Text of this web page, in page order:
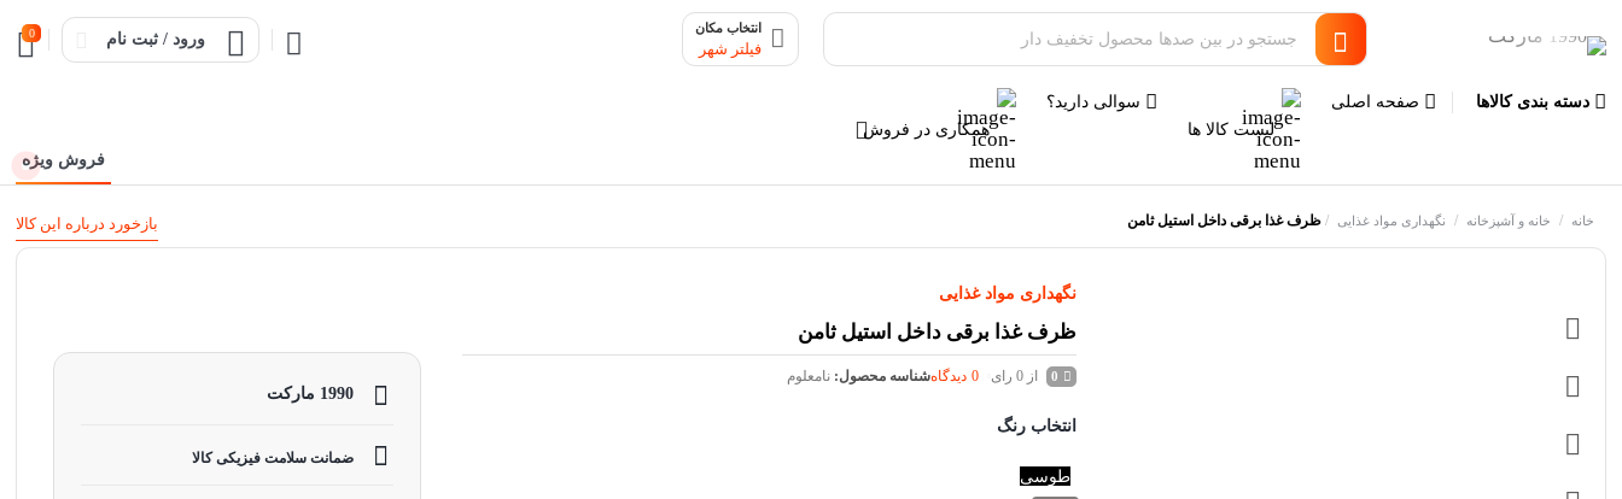
انتخاب مکان
فیلتر شهر
ورود / ثبت نام 0
دسته بندی کالاها
صفحه اصلی
لیست کالا ها
سوالی دارید؟
همکاری در فروش
فروش ویژه
بازخورد درباره این کالا خانه / خانه و آشپزخانه / نگهداری مواد غذایی /ظرف غذا برقی داخل استیل ثامن
نگهداری مواد غذایی
ظرف غذا برقی داخل استیل ثامن
0 از 0 رای 0 دیدگاهشناسه محصول:نامعلوم
انتخاب رنگ
طوسی
1990 مارکت
ضمانت سلامت فیزیکی کالا